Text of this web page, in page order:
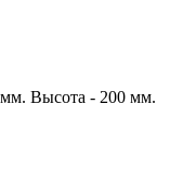
Высота - 200 мм.